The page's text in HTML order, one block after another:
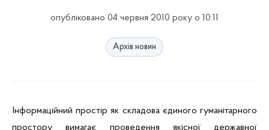
опубліковано 04 червня 2010 року о 10:11
Архів новин
Інформаційний простір як складова єдиного гуманітарного
просторувимагає проведення якісної
державної